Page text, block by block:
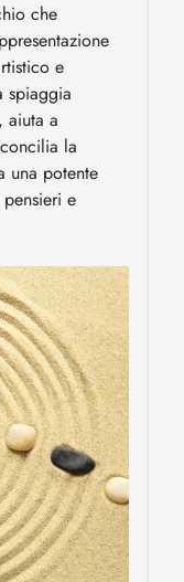
che
e
spiaggia
aiuta a
la
una potente
e